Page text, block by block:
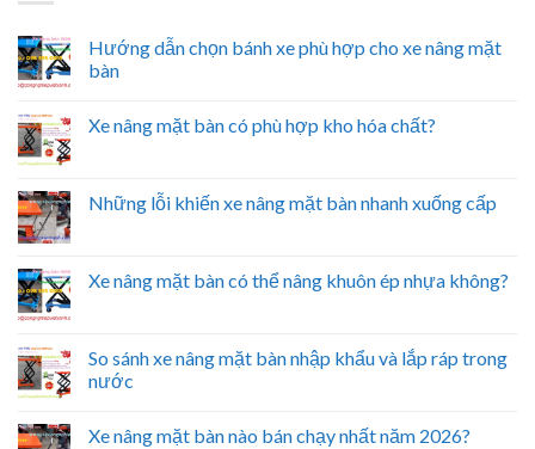
Hướng dẫn chọn bánh xe phù hợp cho xe nâng mặt
bàn
Xe nâng mặt bàn có phù hợp kho hóa chất?
Những lỗi khiến xe nâng mặt bàn nhanh xuống cấp
Xe nâng mặt bàn có thể nâng khuôn ép nhựa không?
So sánh xe nâng mặt bàn nhập khẩu và lắp ráp trong
nước
Xe nâng mặt bàn nào bán chạy nhất năm 2026?